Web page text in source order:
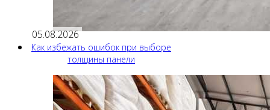
05.08.2026
Как избежать ошибок при выборе
толщины панели